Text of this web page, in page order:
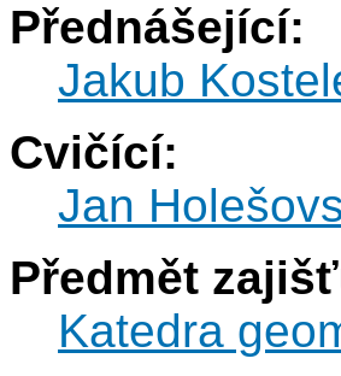
Přednášející:
Jakub
Cvičící:
Jan
Předmět
Katedra